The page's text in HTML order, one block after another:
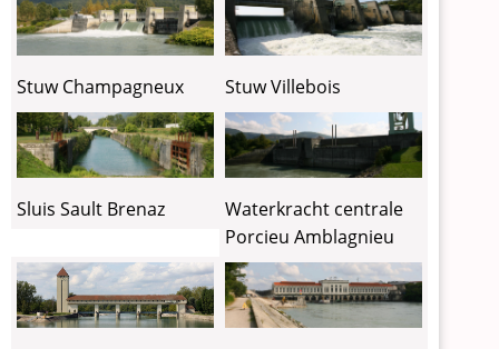
Stuw Champagneux Stuw Villebois
Sluis Sault Brenaz
Waterkracht centrale
Porcieu Amblagnieu